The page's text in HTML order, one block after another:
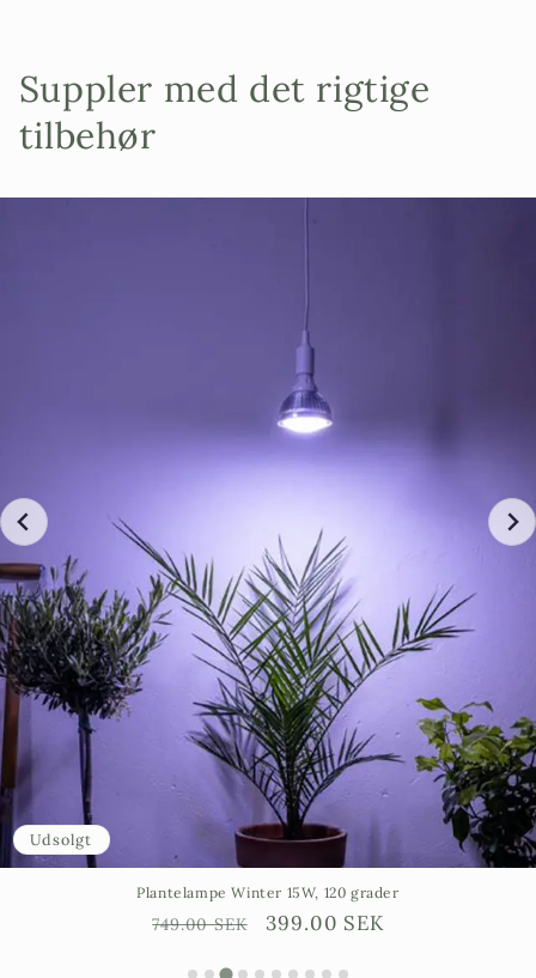
Suppler med det rigtige
tilbehør
Udsolgt
Plantelampe Winter 15W, 120 grader
Ordinarie
749.00 SEK Försäljningspris
399.00 SEK